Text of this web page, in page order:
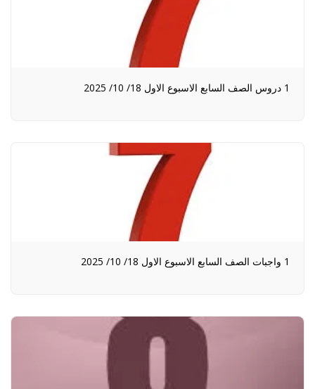
1 دروس الصف السابع الاسبوع الاول 18/ 10/ 2025
1 واجبات الصف السابع الاسبوع الاول 18/ 10/ 2025